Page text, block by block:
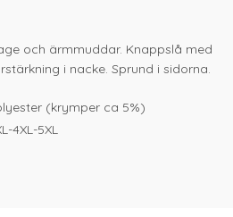
och ärmmuddar. Knappslå med
i nacke. Sprund i sidorna.
(krymper ca 5%)
4XL-5XL